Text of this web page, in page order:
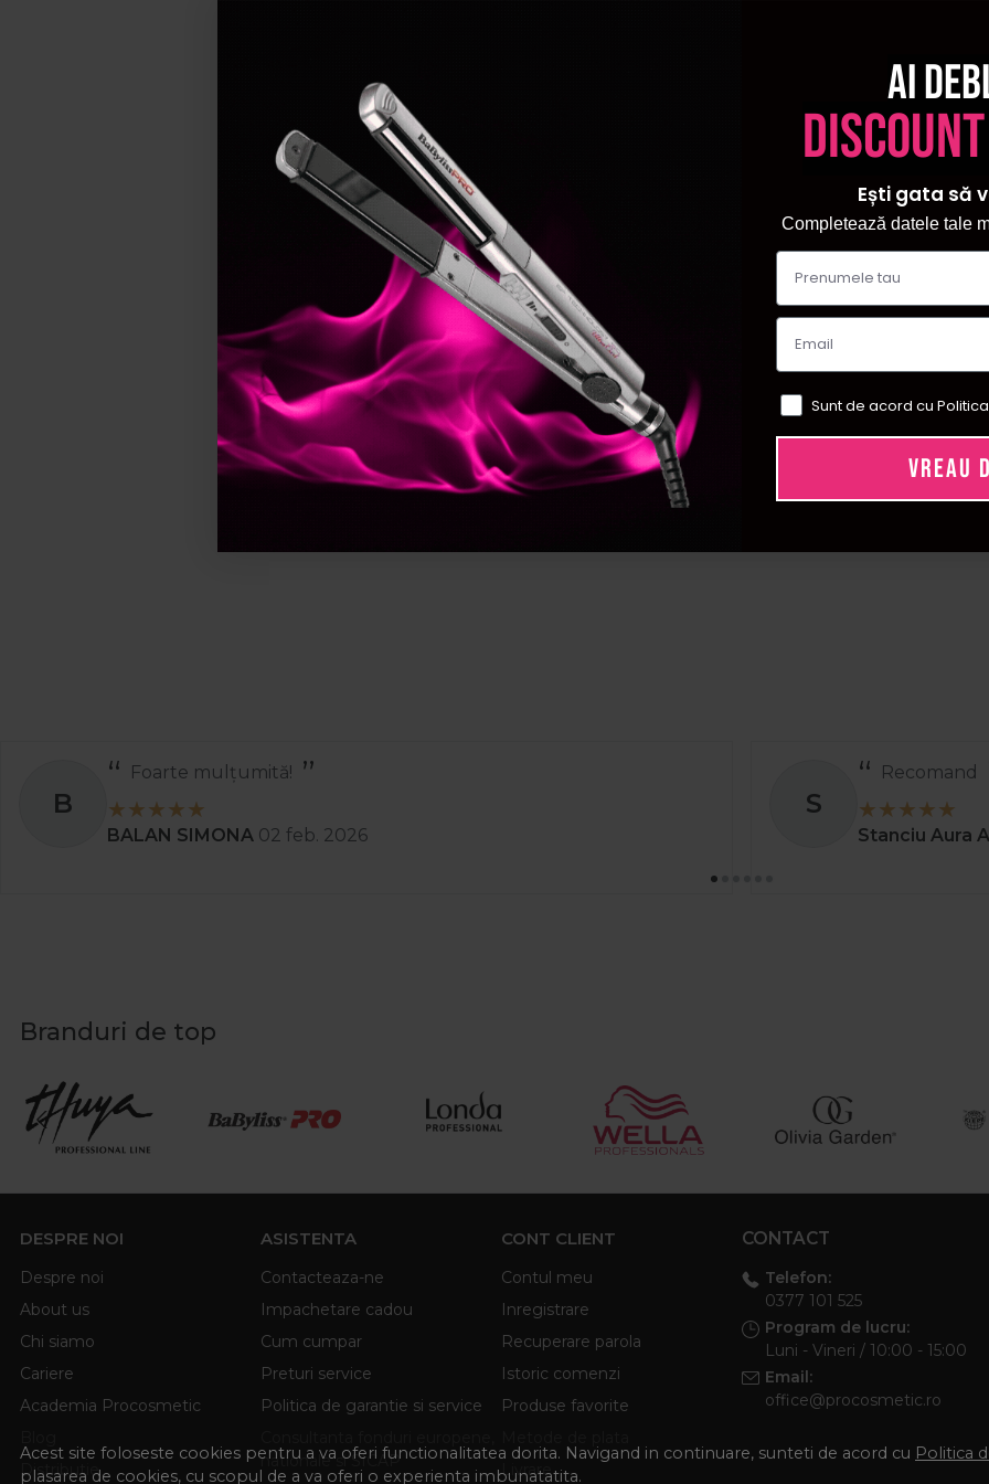
Acest site foloseste cookies pentru a va oferi functionalitatea dorita. Navigand in continuare, sunteti de acord cu Politica
plasarea de cookies, cu scopul de a va oferi o experienta imbunatatita.
B
Foarte mulțumită!
BALAN SIMONA 02 feb. 2026
S
Recomand
Stanciu Aura
Branduri de top
DESPRE NOI
Despre noi
About us
Chi siamo
Cariere
Academia Procosmetic
Distributie
ASISTENTA
Contacteaza-ne
Impachetare cadou
Cum cumpar
Preturi service
Politica de garantie si service
nationale si SICAP
CONT CLIENT
Contul meu
Inregistrare
Recuperare parola
Istoric comenzi
Produse favorite
Livrare
CONTACT
Telefon:
0377 101 525
Program de lucru:
Luni - Vineri / 10:00 - 15:00
Email:
office@procosmetic.ro
Ai
Ești gata să
Completează datele tale
Sunt de acord cu
VREAU